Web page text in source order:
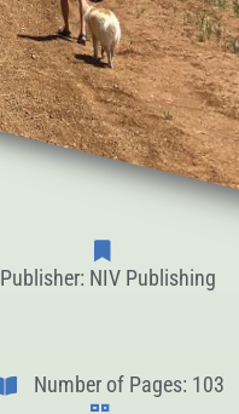
Publisher: NIV Publishing
Number of Pages: 103